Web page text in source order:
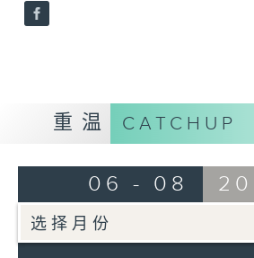
重温 CATCHUP
06 - 08